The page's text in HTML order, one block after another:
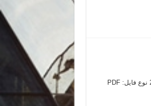
کاتالوگ لکسوس ES مدل 2008 نوع فایل: PDF